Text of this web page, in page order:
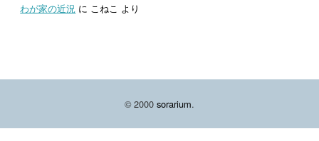
わが家の近況 に こねこ より
© 2000 sorarium.